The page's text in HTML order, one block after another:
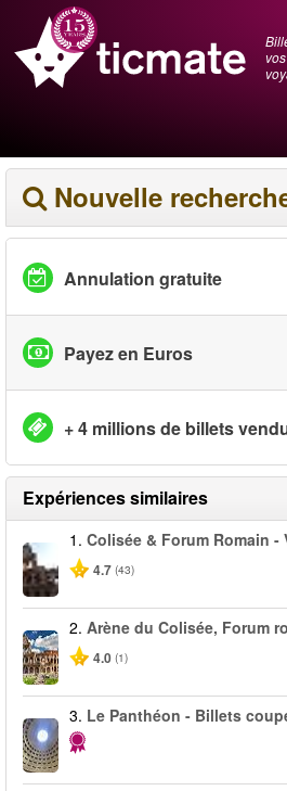
Nouvelle
Annulation gratuite
Payez en Euros
+ 4 millions de billets
Expériences similaires
1. Colisée & Forum Romain -
4.7 (43)
2. Arène du Colisée, Forum
4.0 (1)
3. Le Panthéon - Billets